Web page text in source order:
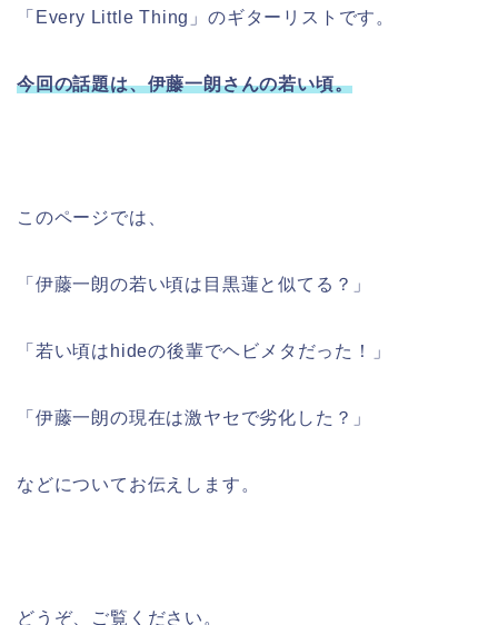
「Every Little Thing」のギターリストです。
今回の話題は、伊藤一朗さんの若い頃。
このページでは、
「伊藤一朗の若い頃は目黒蓮と似てる？」
「若い頃はhideの後輩でヘビメタだった！」
「伊藤一朗の現在は激ヤセで劣化した？」
などについてお伝えします。
どうぞ、ご覧ください。